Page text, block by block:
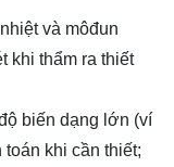
và môđun
khi thẩm ra thiết
biến dạng lớn (ví
khi cần thiết;